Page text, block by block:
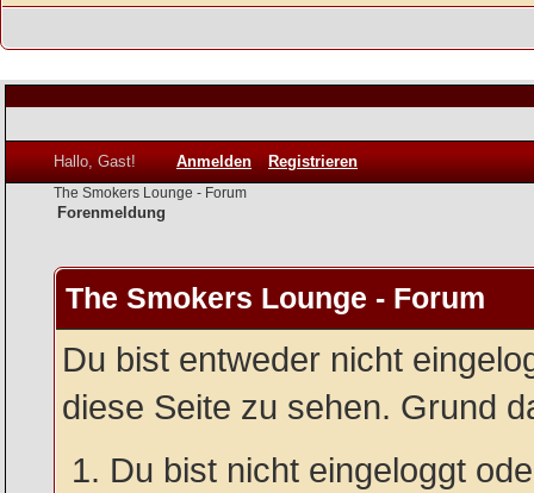
Hallo, Gast! Anmelden Registrieren
The Smokers Lounge - Forum
Forenmeldung
The Smokers Lounge - Forum
Du bist entweder nicht
diese Seite zu sehen. Grund
Du bist nicht eingeloggt